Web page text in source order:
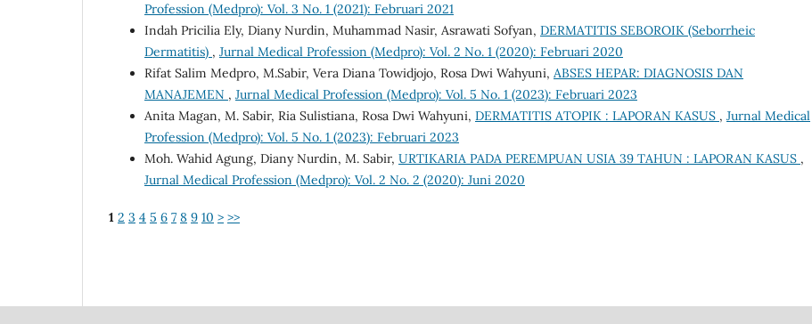
Profession (Medpro): Vol. 3 No. 1 (2021): Februari 2021
Indah Pricilia Ely, Diany Nurdin, Muhammad Nasir, Asrawati Sofyan, DERMATITIS SEBOROIK (Seborrheic
Dermatitis) , Jurnal Medical Profession (Medpro): Vol. 2 No. 1 (2020): Februari 2020
Rifat Salim Medpro, M.Sabir, Vera Diana Towidjojo, Rosa Dwi Wahyuni, ABSES HEPAR: DIAGNOSIS DAN
MANAJEMEN , Jurnal Medical Profession (Medpro): Vol. 5 No. 1 (2023): Februari 2023
Anita Magan, M. Sabir, Ria Sulistiana, Rosa Dwi Wahyuni, DERMATITIS ATOPIK : LAPORAN KASUS , Jurnal Medical
Profession (Medpro): Vol. 5 No. 1 (2023): Februari 2023
Moh. Wahid Agung, Diany Nurdin, M. Sabir, URTIKARIA PADA PEREMPUAN USIA 39 TAHUN : LAPORAN KASUS ,
Jurnal Medical Profession (Medpro): Vol. 2 No. 2 (2020): Juni 2020
1 2 3 4 5 6 7 8 9 10 > >>